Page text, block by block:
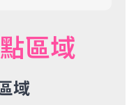
區域
域